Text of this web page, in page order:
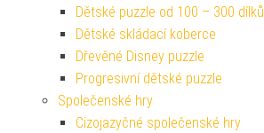
Dětské puzzle od 100 – 300 dílků
Dětské skládací koberce
Dřevěné Disney puzzle
Progresivní dětské puzzle
Společenské hry
Cizojazyčné společenské hry